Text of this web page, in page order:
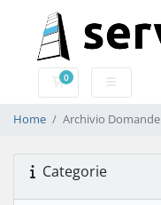
0
Carrello
Home Archivio Domande
Categorie